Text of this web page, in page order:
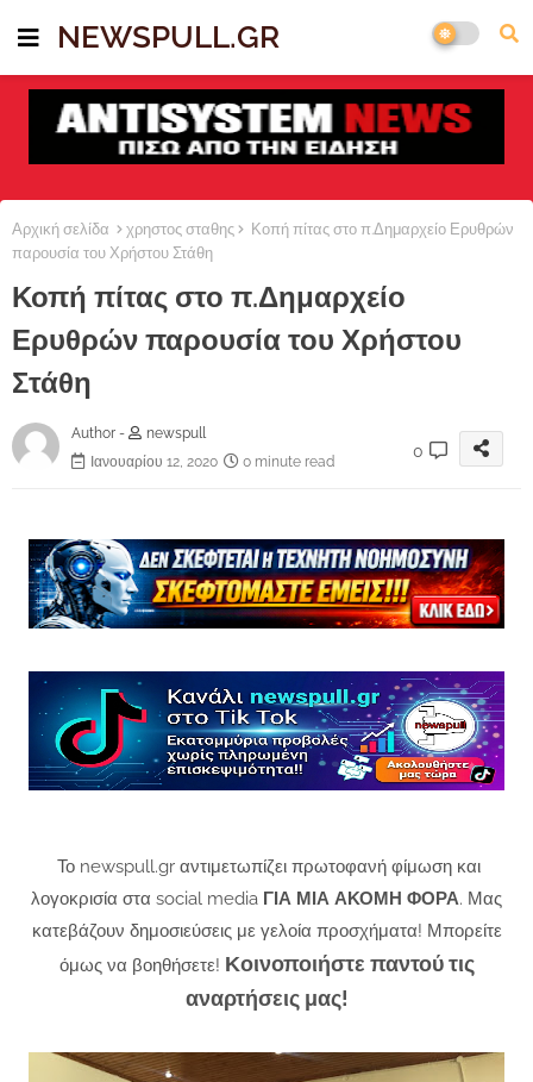
NEWSPULL.GR
Αρχική σελίδα χρηστος σταθης
Κοπή πίτας στο π.Δημαρχείο Ερυθρών
παρουσία του Χρήστου Στάθη
Κοπή πίτας στο π.Δημαρχείο
Ερυθρών παρουσία του Χρήστου
Στάθη
Author -
newspull
Ιανουαρίου 12, 2020
0 minute read
0
Το newspull.gr αντιμετωπίζει πρωτοφανή φίμωση και
λογοκρισία στα social media ΓΙΑ ΜΙΑ ΑΚΟΜΗ ΦΟΡΑ. Μας
κατεβάζουν δημοσιεύσεις με γελοία προσχήματα! Μπορείτε
όμως να βοηθήσετε! Κοινοποιήστε παντού τις
αναρτήσεις μας!